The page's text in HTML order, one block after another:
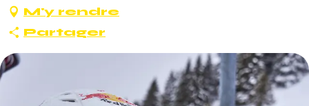
M'y rendre
Partager